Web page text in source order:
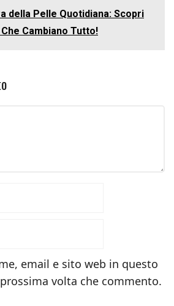
della Pelle Quotidiana: Scopri
Cambiano Tutto!
email e sito web in questo
volta che commento.